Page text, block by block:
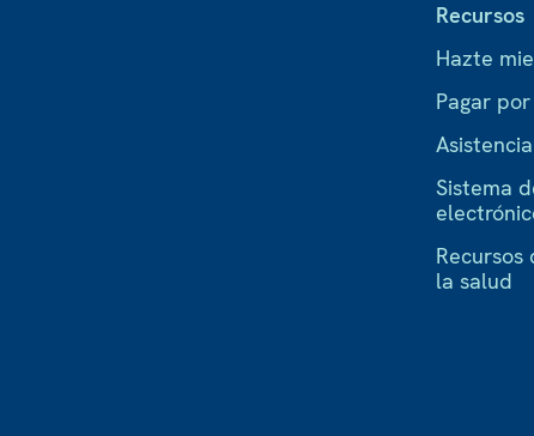
Recursos
Hazte
Pagar
Sistema
la salud